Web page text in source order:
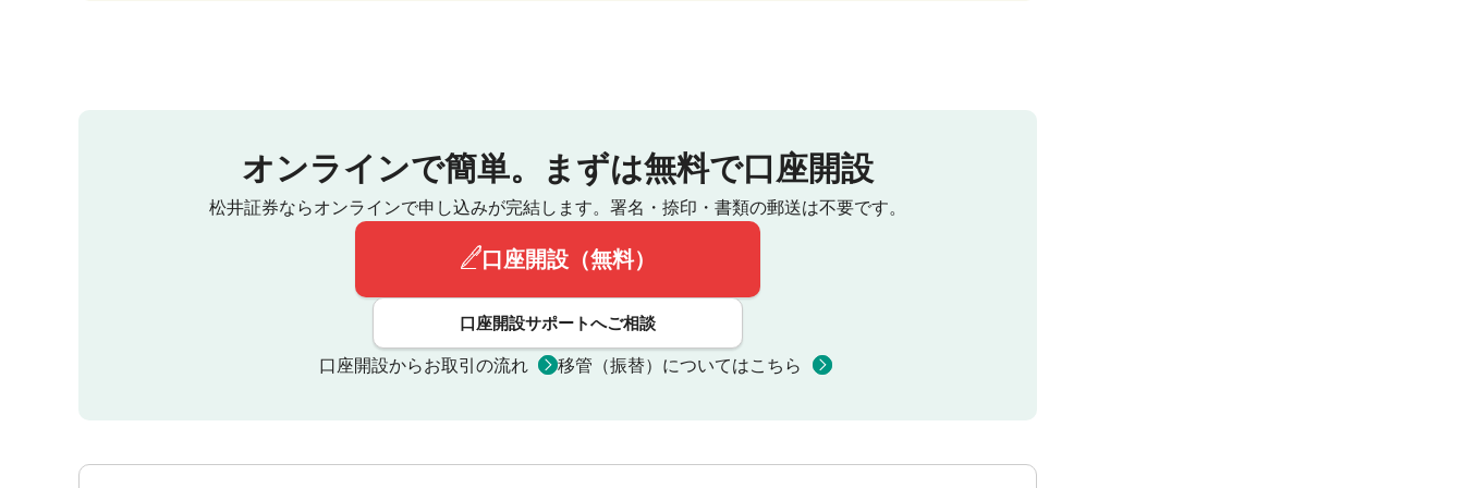
オンラインで簡単。 まずは無料で口座開設
松井証券ならオンラインで申し込みが完結します。 署名・捺印・書類の郵送は不要です。
口座開設（無料）
口座開設サポートへご相談
口座開設からお取引の流れ 移管（振替）についてはこちら